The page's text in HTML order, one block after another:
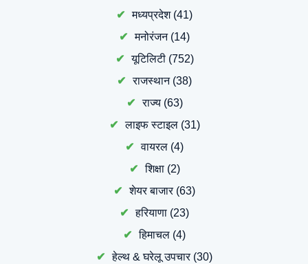
मध्यप्रदेश(41)
मनोरंजन(14)
यूटिलिटी(752)
राजस्थान(38)
राज्य(63)
लाइफ स्टाइल(31)
वायरल (4)
शिक्षा(2)
शेयर बाजार(63)
हरियाणा (23)
हिमाचल (4)
हेल्थ & घरेलू उपचार(30)